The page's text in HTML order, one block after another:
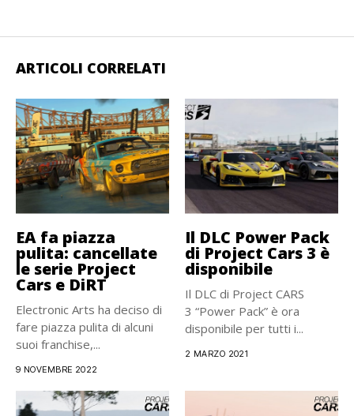
ARTICOLI CORRELATI
EA fa piazza
pulita: cancellate
le serie Project
Cars e DiRT
Electronic Arts ha deciso di
fare piazza pulita di alcuni
suoi franchise,...
9 NOVEMBRE 2022
Il DLC Power Pack
di Project Cars 3 è
disponibile
Il DLC di Project CARS
3 “Power Pack” è ora
disponibile per tutti i...
2 MARZO 2021